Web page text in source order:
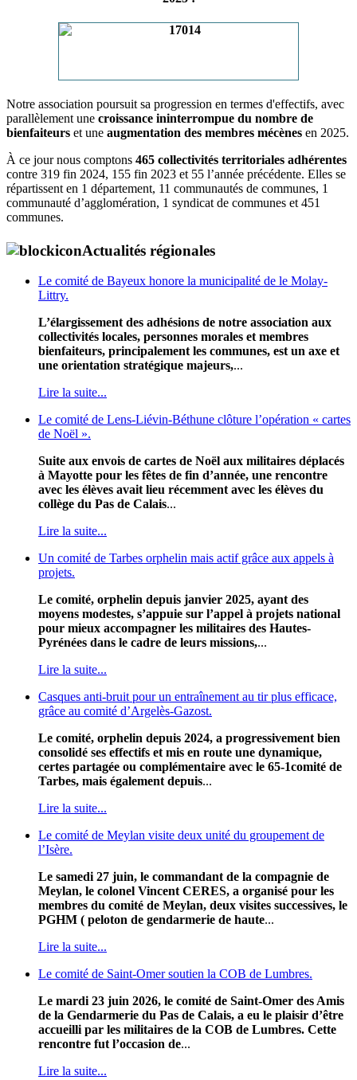
Notre association poursuit sa progression en termes d'effectifs, avec
parallèlement une croissance ininterrompue du nombre de
bienfaiteurs et une augmentation des membres mécènes en 2025.
À ce jour nous comptons 465 collectivités territoriales adhérentes
contre 319 fin 2024, 155 fin 2023 et 55 l’année précédente. Elles se
répartissent en 1 département, 11 communautés de communes, 1
communauté d’agglomération, 1 syndicat de communes et 451
communes.
Actualités régionales
Le comité de Bayeux honore la municipalité de le Molay-
Littry.
L’élargissement des adhésions de notre association aux
collectivités locales, personnes morales et membres
bienfaiteurs, principalement les communes, est un axe et
une orientation stratégique majeurs,...
Lire la suite...
Le comité de Lens-Liévin-Béthune clôture l’opération « cartes
de Noël ».
Suite aux envois de cartes de Noël aux militaires déplacés
à Mayotte pour les fêtes de fin d’année, une rencontre
avec les élèves avait lieu récemment avec les élèves du
collège du Pas de Calais...
Lire la suite...
Un comité de Tarbes orphelin mais actif grâce aux appels à
projets.
Le comité, orphelin depuis janvier 2025, ayant des
moyens modestes, s’appuie sur l’appel à projets national
pour mieux accompagner les militaires des Hautes-
Pyrénées dans le cadre de leurs missions,...
Lire la suite...
Casques anti-bruit pour un entraînement au tir plus efficace,
grâce au comité d’Argelès-Gazost.
Le comité, orphelin depuis 2024, a progressivement bien
consolidé ses effectifs et mis en route une dynamique,
certes partagée ou complémentaire avec le 65-1comité de
Tarbes, mais également depuis...
Lire la suite...
Le comité de Meylan visite deux unité du groupement de
l’Isère.
Le samedi 27 juin, le commandant de la compagnie de
Meylan, le colonel Vincent CERES, a organisé pour les
membres du comité de Meylan, deux visites successives, le
PGHM ( peloton de gendarmerie de haute...
Lire la suite...
Le comité de Saint-Omer soutien la COB de Lumbres.
Le mardi 23 juin 2026, le comité de Saint-Omer des Amis
de la Gendarmerie du Pas de Calais, a eu le plaisir d’être
accueilli par les militaires de la COB de Lumbres. Cette
rencontre fut l’occasion de...
Lire la suite...